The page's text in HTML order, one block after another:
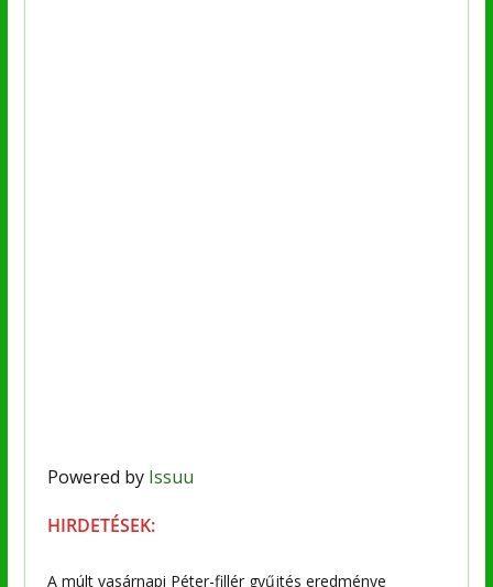
Powered by Issuu
HIRDETÉSEK:
A múlt vasárnapi Péter-fillér gyűjtés eredménye